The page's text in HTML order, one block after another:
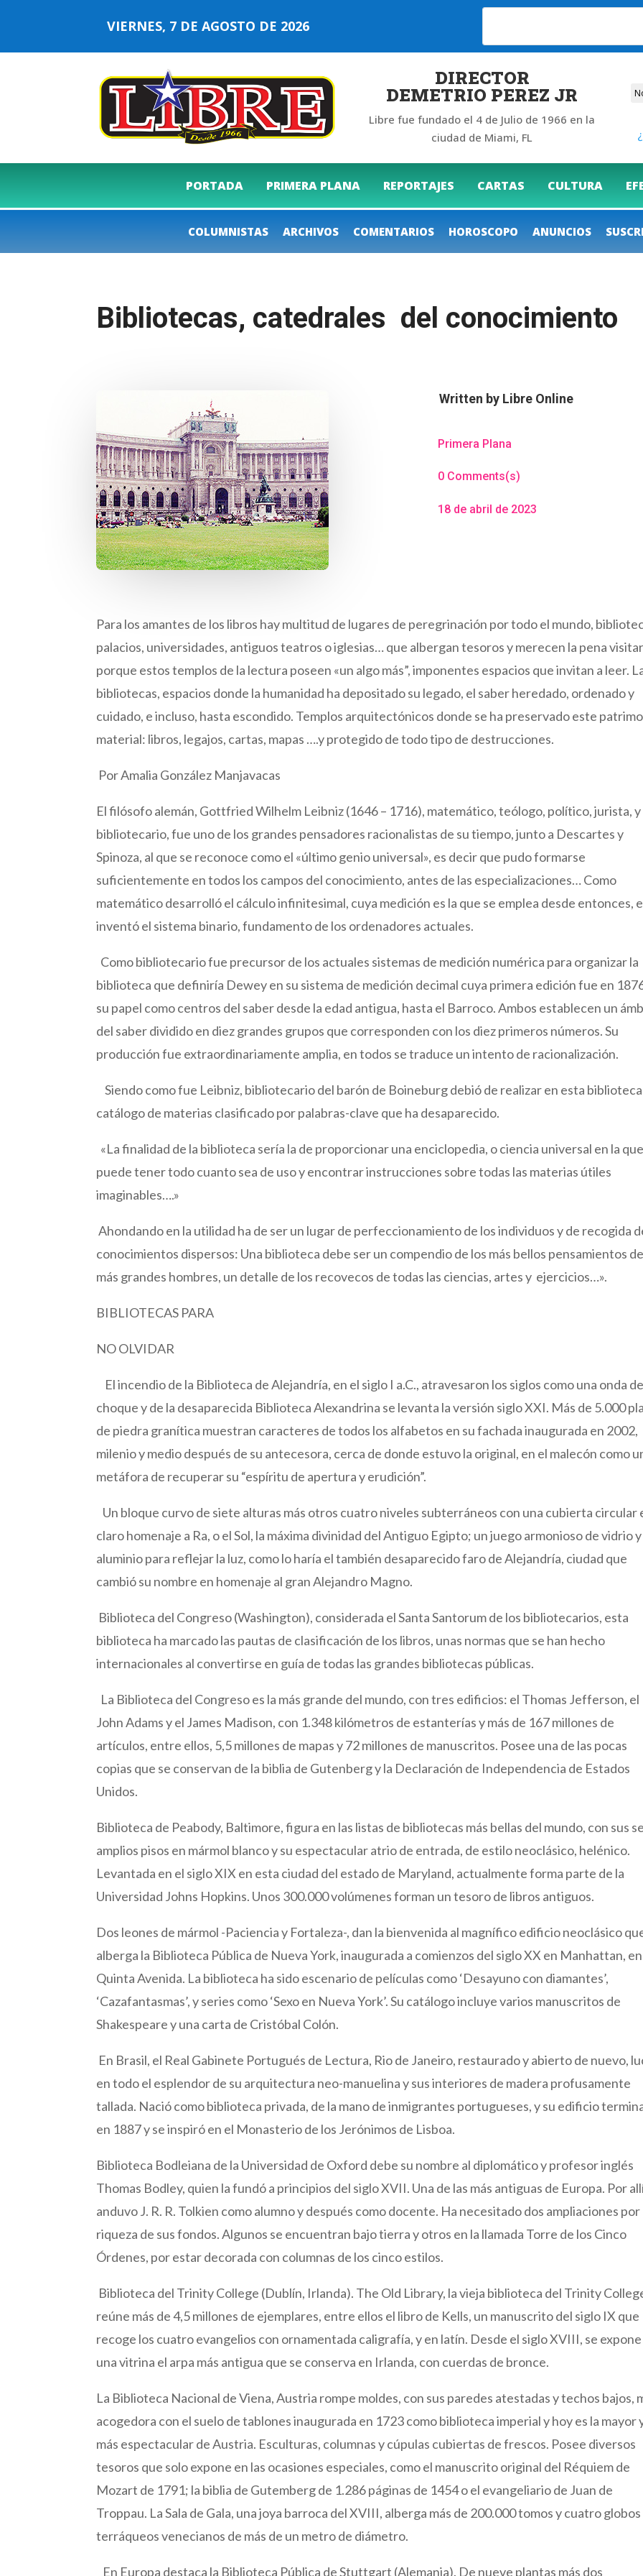
VIERNES, 7 DE AGOSTO DE 2026
DIRECTOR
DEMETRIO PEREZ JR
Libre fue fundado el 4 de Julio de 1966 en la
ciudad de Miami, FL
PORTADA PRIMERA PLANA REPORTAJES CARTAS CULTURA
COLUMNISTAS ARCHIVOS COMENTARIOS HOROSCOPO ANUNCIOS
Bibliotecas, catedrales del conocimiento
Written by Libre Online
Primera Plana
0 Comments(s)
18 de abril de 2023
Para los amantes de los libros hay multitud de lugares de peregrinación por todo el mundo,
palacios, universidades, antiguos teatros o iglesias… que albergan tesoros y merecen la pena
porque estos templos de la lectura poseen «un algo más”, imponentes espacios que invitan a leer.
bibliotecas, espacios donde la humanidad ha depositado su legado, el saber heredado, ordenado y
cuidado, e incluso, hasta escondido. Templos arquitectónicos donde se ha preservado este
material: libros, legajos, cartas, mapas ….y protegido de todo tipo de destrucciones.
Por Amalia González Manjavacas
El filósofo alemán, Gottfried Wilhelm Leibniz (1646 – 1716), matemático, teólogo, político, jurista, y
bibliotecario, fue uno de los grandes pensadores racionalistas de su tiempo, junto a Descartes y
Spinoza, al que se reconoce como el «último genio universal», es decir que pudo formarse
suficientemente en todos los campos del conocimiento, antes de las especializaciones… Como
matemático desarrolló el cálculo infinitesimal, cuya medición es la que se emplea desde entonces, e
inventó el sistema binario, fundamento de los ordenadores actuales.
Como bibliotecario fue precursor de los actuales sistemas de medición numérica para organizar la
biblioteca que definiría Dewey en su sistema de medición decimal cuya primera edición fue en
su papel como centros del saber desde la edad antigua, hasta el Barroco. Ambos establecen un
del saber dividido en diez grandes grupos que corresponden con los diez primeros números. Su
producción fue extraordinariamente amplia, en todos se traduce un intento de racionalización.
Siendo como fue Leibniz, bibliotecario del barón de Boineburg debió de realizar en esta
catálogo de materias clasificado por palabras-clave que ha desaparecido.
«La finalidad de la biblioteca sería la de proporcionar una enciclopedia, o ciencia universal en la
puede tener todo cuanto sea de uso y encontrar instrucciones sobre todas las materias útiles
imaginables….»
Ahondando en la utilidad ha de ser un lugar de perfeccionamiento de los individuos y de recogida
conocimientos dispersos: Una biblioteca debe ser un compendio de los más bellos pensamientos
más grandes hombres, un detalle de los recovecos de todas las ciencias, artes y ejercicios…».
BIBLIOTECAS PARA
NO OLVIDAR
El incendio de la Biblioteca de Alejandría, en el siglo I a.C., atravesaron los siglos como una onda
choque y de la desaparecida Biblioteca Alexandrina se levanta la versión siglo XXI. Más de 5.000
de piedra granítica muestran caracteres de todos los alfabetos en su fachada inaugurada en 2002,
milenio y medio después de su antecesora, cerca de donde estuvo la original, en el malecón como
metáfora de recuperar su “espíritu de apertura y erudición”.
Un bloque curvo de siete alturas más otros cuatro niveles subterráneos con una cubierta circular
claro homenaje a Ra, o el Sol, la máxima divinidad del Antiguo Egipto; un juego armonioso de vidrio y
aluminio para reflejar la luz, como lo haría el también desaparecido faro de Alejandría, ciudad que
cambió su nombre en homenaje al gran Alejandro Magno.
Biblioteca del Congreso (Washington), considerada el Santa Santorum de los bibliotecarios, esta
biblioteca ha marcado las pautas de clasificación de los libros, unas normas que se han hecho
internacionales al convertirse en guía de todas las grandes bibliotecas públicas.
La Biblioteca del Congreso es la más grande del mundo, con tres edificios: el Thomas Jefferson, el
John Adams y el James Madison, con 1.348 kilómetros de estanterías y más de 167 millones de
artículos, entre ellos, 5,5 millones de mapas y 72 millones de manuscritos. Posee una de las pocas
copias que se conservan de la biblia de Gutenberg y la Declaración de Independencia de Estados
Unidos.
Biblioteca de Peabody, Baltimore, figura en las listas de bibliotecas más bellas del mundo, con sus
amplios pisos en mármol blanco y su espectacular atrio de entrada, de estilo neoclásico, helénico.
Levantada en el siglo XIX en esta ciudad del estado de Maryland, actualmente forma parte de la
Universidad Johns Hopkins. Unos 300.000 volúmenes forman un tesoro de libros antiguos.
Dos leones de mármol -Paciencia y Fortaleza-, dan la bienvenida al magnífico edificio neoclásico
alberga la Biblioteca Pública de Nueva York, inaugurada a comienzos del siglo XX en Manhattan,
Quinta Avenida. La biblioteca ha sido escenario de películas como ‘Desayuno con diamantes’,
‘Cazafantasmas’, y series como ‘Sexo en Nueva York’. Su catálogo incluye varios manuscritos de
Shakespeare y una carta de Cristóbal Colón.
En Brasil, el Real Gabinete Portugués de Lectura, Rio de Janeiro, restaurado y abierto de nuevo,
en todo el esplendor de su arquitectura neo-manuelina y sus interiores de madera profusamente
tallada. Nació como biblioteca privada, de la mano de inmigrantes portugueses, y su edificio
en 1887 y se inspiró en el Monasterio de los Jerónimos de Lisboa.
Biblioteca Bodleiana de la Universidad de Oxford debe su nombre al diplomático y profesor inglés
Thomas Bodley, quien la fundó a principios del siglo XVII. Una de las más antiguas de Europa. Por
anduvo J. R. R. Tolkien como alumno y después como docente. Ha necesitado dos ampliaciones por
riqueza de sus fondos. Algunos se encuentran bajo tierra y otros en la llamada Torre de los Cinco
Órdenes, por estar decorada con columnas de los cinco estilos.
Biblioteca del Trinity College (Dublín, Irlanda). The Old Library, la vieja biblioteca del Trinity
reúne más de 4,5 millones de ejemplares, entre ellos el libro de Kells, un manuscrito del siglo IX que
recoge los cuatro evangelios con ornamentada caligrafía, y en latín. Desde el siglo XVIII, se
una vitrina el arpa más antigua que se conserva en Irlanda, con cuerdas de bronce.
La Biblioteca Nacional de Viena, Austria rompe moldes, con sus paredes atestadas y techos bajos,
acogedora con el suelo de tablones inaugurada en 1723 como biblioteca imperial y hoy es la mayor
más espectacular de Austria. Esculturas, columnas y cúpulas cubiertas de frescos. Posee diversos
tesoros que solo expone en las ocasiones especiales, como el manuscrito original del Réquiem de
Mozart de 1791; la biblia de Gutemberg de 1.286 páginas de 1454 o el evangeliario de Juan de
Troppau. La Sala de Gala, una joya barroca del XVIII, alberga más de 200.000 tomos y cuatro globos
terráqueos venecianos de más de un metro de diámetro.
En Europa destaca la Biblioteca Pública de Stuttgart (Alemania). De nueve plantas más dos